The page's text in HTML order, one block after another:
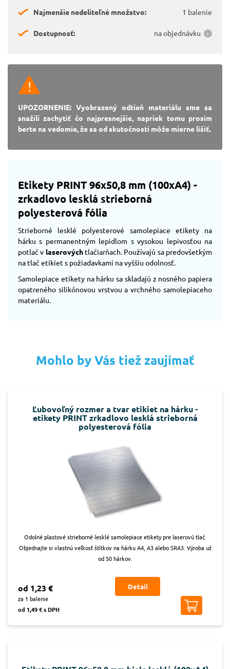
Najmenšie nedeliteľné množstvo: 1 balenie
Dostupnosť: na objednávku
UPOZORNENIE: Vyobrazený odtieň materiálu sme sa
snažili zachytiť čo najpresnejšie, napriek tomu prosím
berte na vedomie, že sa od skutočnosti môže mierne líšiť.
Etikety PRINT 96x50,8 mm (100xA4) -
zrkadlovo lesklá strieborná
polyesterová fólia
Strieborné lesklé polyesterové samolepiace etikety na
hárku s permanentným lepidlom s vysokou lepivosťou na
potlač v laserovýchtlačiarňach. Používajú sa predovšetkým
na tlač etikiet s požiadavkami na vyššiu odolnosť.
Samolepiace etikety na hárku sa skladajú z nosného papiera
opatreného silikónovou vrstvou a vrchného samolepiaceho
materiálu.
Mohlo by Vás tiež zaujímať
Ľubovoľný rozmer a tvar etikiet na hárku -
etikety PRINT zrkadlovo lesklá strieborná
polyesterová fólia
Odolné plastové strieborné lesklé samolepiace etikety pre laserovú tlač.
Objednajte si vlastnú veľkosť štítkov na hárku A4, A3 alebo SRA3. Výroba už
od 50 hárkov.
od 1,23 €
za 1 balenie
od 1,49 € s DPH
Detail